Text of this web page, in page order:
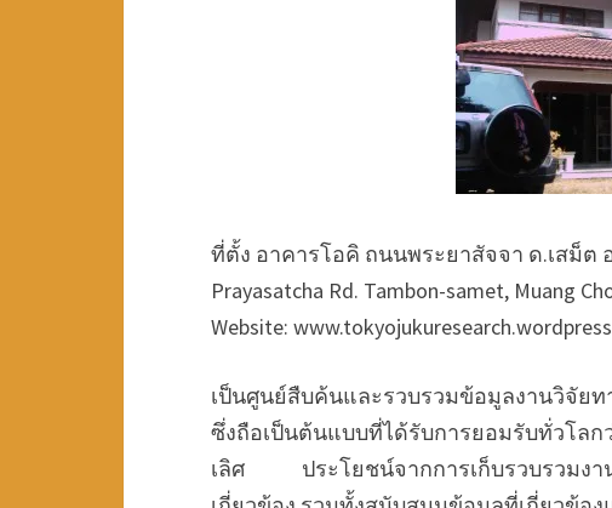
ที่ตั้ง อาคารโอคิ ถนนพระยาสัจจา ด.เสม็ต
Prayasatcha Rd. Tambon-samet, Muang
Website:
เป็นศูนย์สืบค้นและรวบรวมข้อมูลงานวิจัย
ซึ่งถือเป็นต้นแบบที่ได้รับการยอมรับทั่วโล
เลิศ ประโยชน์จากการเก็บรวบรวมงาน